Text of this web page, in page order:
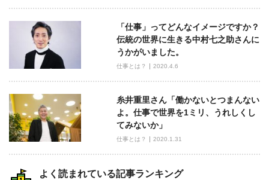
「仕事」ってどんなイメージですか？
伝統の世界に生きる中村七之助さんに
うかがいました。
仕事とは？ 2020.4.6
糸井重里さん「働かないとつまんない
よ。仕事で世界を1ミリ、うれしくし
てみないか」
仕事とは？ 2020.1.31
よく読まれている記事ランキング